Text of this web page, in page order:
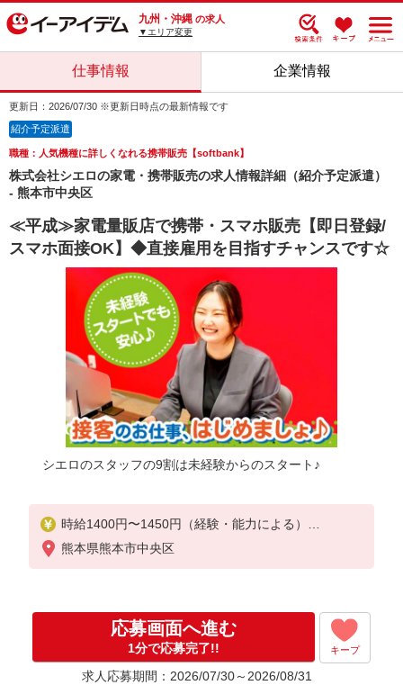
九州・沖縄 の求人
▼エリア変更
仕事情報 企業情報
更新日：2026/07/30 ※更新日時点の最新情報です
紹介予定派遣
職種：人気機種に詳しくなれる携帯販売【softbank】
株式会社シエロの家電・携帯販売の求人情報詳細（紹介予定派遣）
- 熊本市中央区
≪平成≫家電量販店で携帯・スマホ販売【即日登録/
スマホ面接OK】◆直接雇用を目指すチャンスです☆
シエロのスタッフの9割は未経験からのスタート♪
時給1400円〜1450円（経験・能力による）
※残業代支給
★交通費別途支給（規定あり）
入社祝い金10万円支給(規定有)
お友達を紹介頂くと,
インセンティブ支給(規定有)
熊本県熊本市中央区
応募画面へ進む
1分で応募完了!! キープ
求人応募期間：2026/07/30～2026/08/31